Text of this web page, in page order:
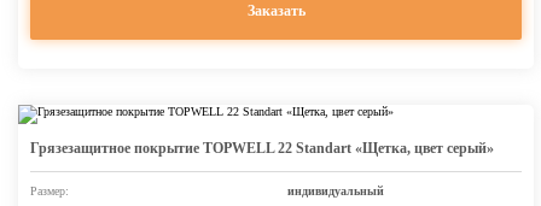
Заказать
Грязезащитное покрытие TOPWELL 22 Standart «Щетка, цвет серый»
Размер:
индивидуальный